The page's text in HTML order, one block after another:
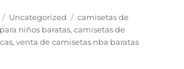
Categorías
Uncategorized Etiquetas
camisetas de
niños baratas,camisetas de
,venta de camisetas nba baratas